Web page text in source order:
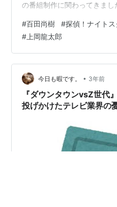
の番組制作に関わってきま
いうのは、何人かの構成作家
了時のスタッフロールでは、
名前が表示されます。 『探
り) 引退の理由は、やはり日
でした。 民放の番組の構成
ることにより…
#百田尚樹 #探偵！ナイト
# 上岡龍太郎
今日も暇です。 • 3年前
『ダウンタウンvsZ世代
投げかけたテレビ業界の